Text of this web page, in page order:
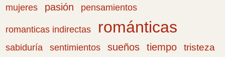
mujeres
pasión pensamientos
romanticas indirectas románticas
sabiduría sentimientos sueños tiempo
tristeza